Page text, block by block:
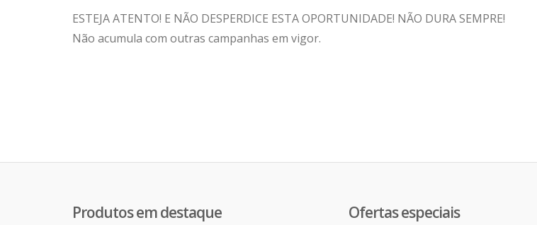
ESTEJA ATENTO! E NÃO DESPERDICE ESTA OPORTUNIDADE! NÃO DURA SEMPRE!
Não acumula com outras campanhas em vigor.
Produtos em destaque Ofertas especiais